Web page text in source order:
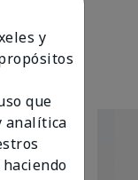
y
que
analítica